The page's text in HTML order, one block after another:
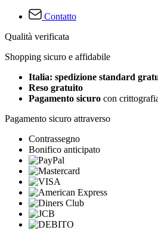
Contatto
Qualità verificata
Shopping sicuro e affidabile
Italia: spedizione standard
Reso gratuito
Pagamento sicuro con
Pagamento sicuro attraverso
Contrassegno
Bonifico anticipato